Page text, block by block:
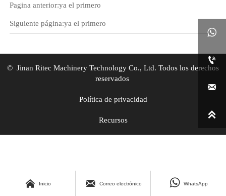
Pagina anterior:ya el primero
Siguiente página:ya el primero
© Jinan Ritec Machinery Technology Co., Ltd. Todos los derechos
reservados
Política de privacidad
Recursos
 Inicio  Correo electrónico  WhatsApp



